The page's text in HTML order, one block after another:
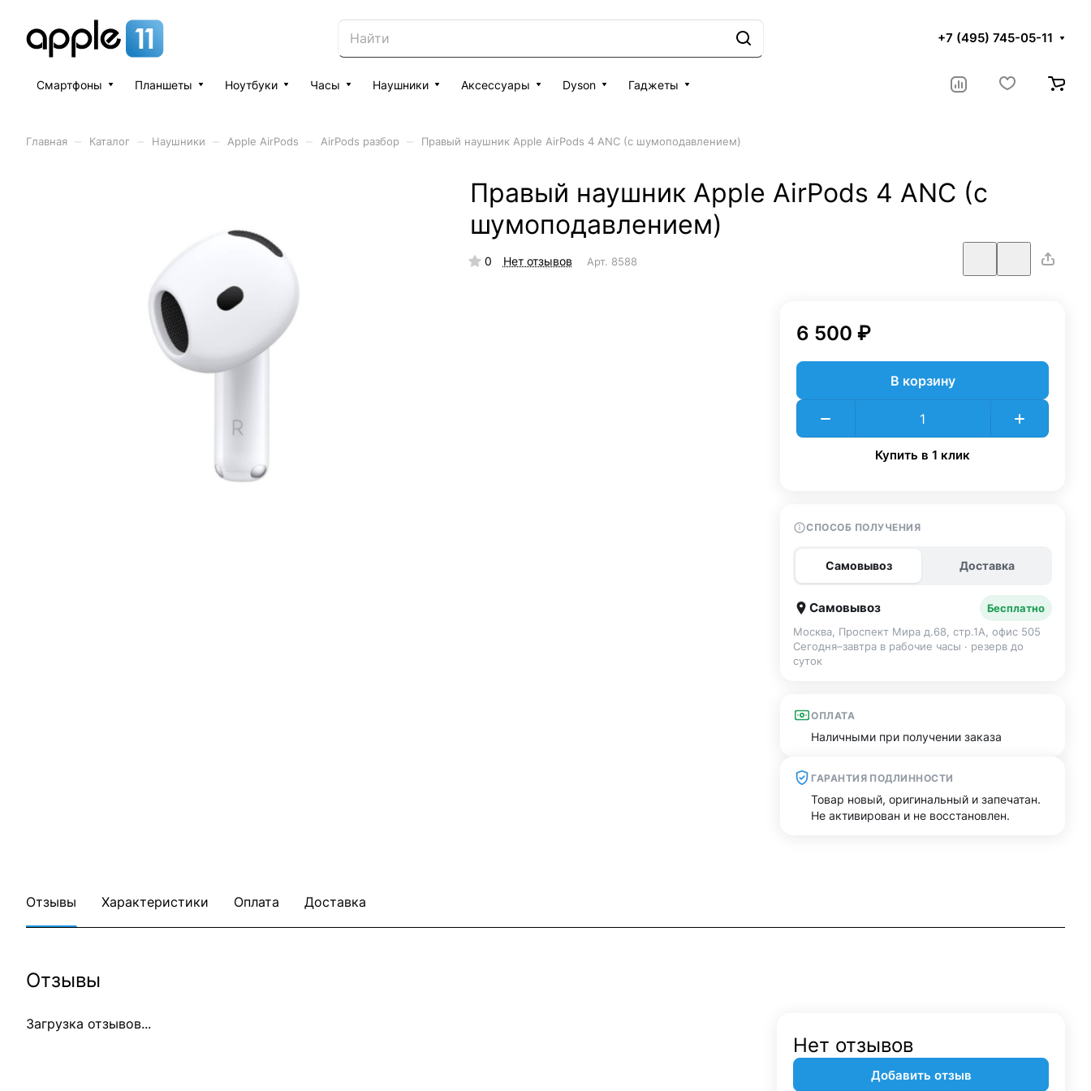
+7 (495) 745-05-11
Смартфоны Планшеты Ноутбуки Часы Наушники Аксессуары Dyson Гаджеты
Главная Каталог Наушники Apple AirPods AirPods разбор Правый наушник Apple AirPods 4 ANC (с шумоподавлением)
Правый наушник Apple AirPods 4 ANC (с
шумоподавлением)
0 Нет отзывов Арт. 8588
6 500 ₽
В корзину
Купить в 1 клик
СПОСОБ ПОЛУЧЕНИЯ
Самовывоз Доставка
Самовывоз
Бесплатно
Москва, Проспект Мира д.68, стр.1А, офис 505
Сегодня–завтра в рабочие часы · резерв до
суток
ОПЛАТА
Наличными при получении заказа
ГАРАНТИЯ ПОДЛИННОСТИ
Товар новый, оригинальный и запечатан.
Не активирован и не восстановлен.
Отзывы Характеристики Оплата Доставка
Отзывы
Загрузка отзывов...
Нет отзывов
Добавить отзыв